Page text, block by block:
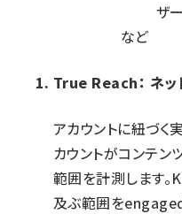
ザ
など
True Reach： ネッ
アカウントに紐づく
カウントがコンテ
範囲を計測します
及ぶ範囲を